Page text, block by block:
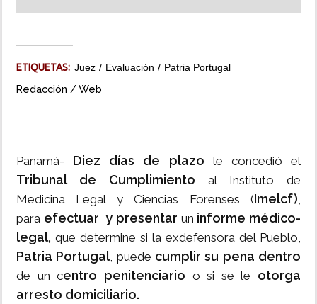
ETIQUETAS: Juez Evaluación Patria Portugal
Redacción / Web
Panamá- Diez días de plazo le concedió el
Tribunal de Cumplimiento al Instituto de
Medicina Legal y Ciencias Forenses (Imelcf),
para efectuar y presentar un informe médico-
legal, que determine si la exdefensora del Pueblo,
Patria Portugal, puede cumplir su pena dentro
de un centro penitenciario o si se le otorga
arresto domiciliario.